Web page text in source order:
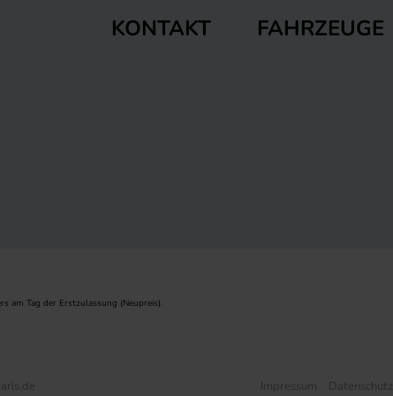
KONTAKT FAHRZEUGE
am Tag der Erstzulassung (Neupreis).
Impressum Datenschutz